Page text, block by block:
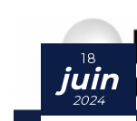
18
juin
2024